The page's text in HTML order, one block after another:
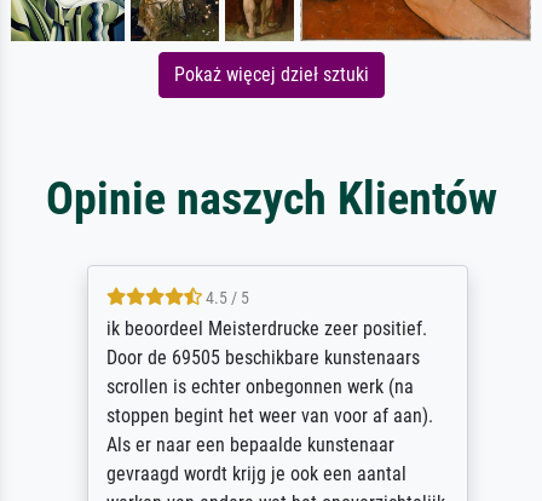
Pokaż więcej dzieł sztuki
Opinie naszych Klientów
4.5 / 5
ik beoordeel Meisterdrucke zeer positief.
Door de 69505 beschikbare kunstenaars
scrollen is echter onbegonnen werk (na
stoppen begint het weer van voor af aan).
Als er naar een bepaalde kunstenaar
gevraagd wordt krijg je ook een aantal